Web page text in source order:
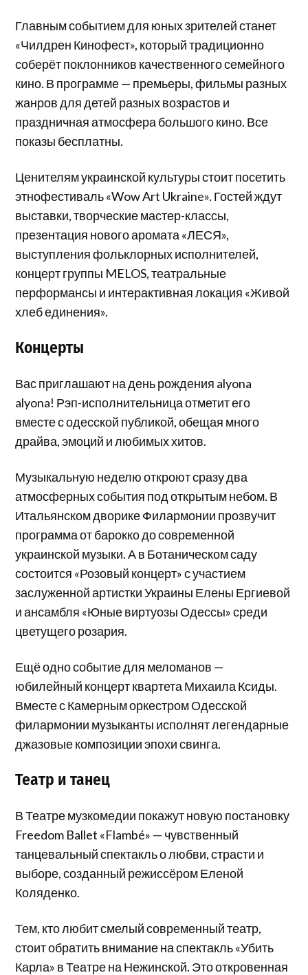
Главным событием для юных зрителей станет
«Чилдрен Кинофест», который традиционно
соберёт поклонников качественного семейного
кино. В программе — премьеры, фильмы разных
жанров для детей разных возрастов и
праздничная атмосфера большого кино. Все
показы бесплатны.
Ценителям украинской культуры стоит посетить
этнофестиваль «Wow Art Ukraine». Гостей ждут
выставки, творческие мастер-классы,
презентация нового аромата «ЛЕСЯ»,
выступления фольклорных исполнителей,
концерт группы MELOS, театральные
перформансы и интерактивная локация «Живой
хлеб единения».
Концерты
Вас приглашают на день рождения alyona
alyona! Рэп-исполнительница отметит его
вместе с одесской публикой, обещая много
драйва, эмоций и любимых хитов.
Музыкальную неделю откроют сразу два
атмосферных события под открытым небом. В
Итальянском дворике Филармонии прозвучит
программа от барокко до современной
украинской музыки. А в Ботаническом саду
состоится «Розовый концерт» с участием
заслуженной артистки Украины Елены Ергиевой
и ансамбля «Юные виртуозы Одессы» среди
цветущего розария.
Ещё одно событие для меломанов —
юбилейный концерт квартета Михаила Ксиды.
Вместе с Камерным оркестром Одесской
филармонии музыканты исполнят легендарные
джазовые композиции эпохи свинга.
Театр и танец
В Театре музкомедии покажут новую постановку
Freedom Ballet «Flambé» — чувственный
танцевальный спектакль о любви, страсти и
выборе, созданный режиссёром Еленой
Коляденко.
Тем, кто любит смелый современный театр,
стоит обратить внимание на спектакль «Убить
Карла» в Театре на Нежинской. Это откровенная